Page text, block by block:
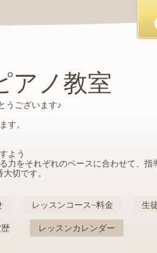
アノ教室
うございます♪
す。
よう
をそれぞれのペースに合わせて、指
切です。
レッスンコース-料金 生
レッスンカレンダー